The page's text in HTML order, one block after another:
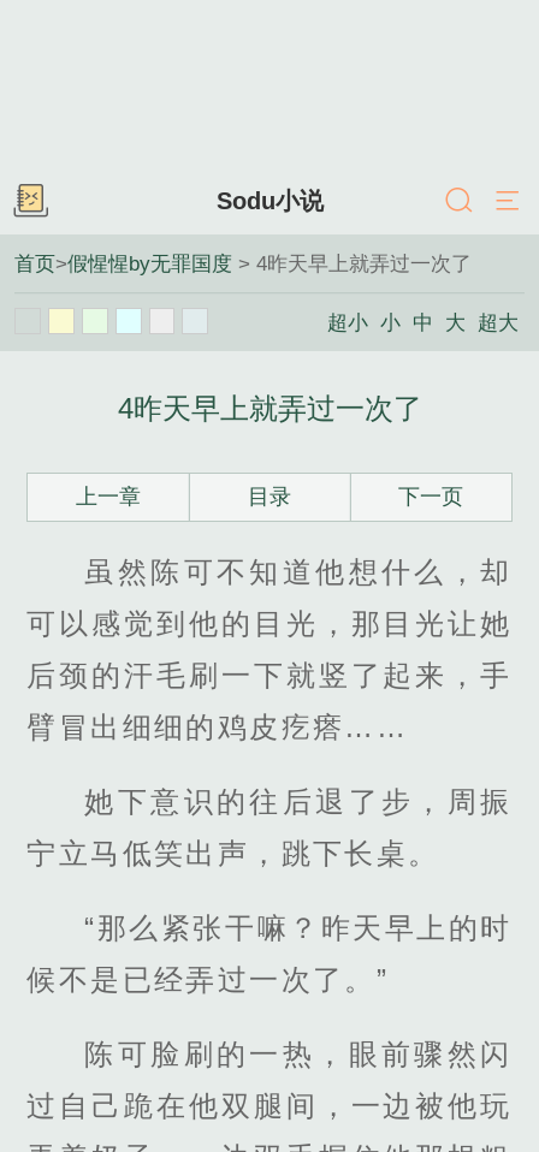
Sodu小说
首页>假惺惺by无罪国度 > 4昨天早上就弄过一次了
超小 小 中 大 超大
4昨天早上就弄过一次了
上一章 目录 下一页
虽然陈可不知道他想什么，却
可以感觉到他的目光，那目光让她
后颈的汗毛刷一下就竖了起来，手
臂冒出细细的鸡皮疙瘩……
她下意识的往后退了步，周振
宁立马低笑出声，跳下长桌。
“那么紧张干嘛？昨天早上的时
候不是已经弄过一次了。”
陈可脸刷的一热，眼前骤然闪
过自己跪在他双腿间，一边被他玩